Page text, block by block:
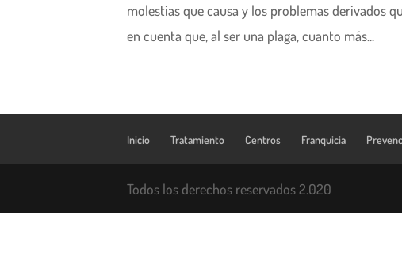
molestias que causa y los problemas derivados
en cuenta que, al ser una plaga, cuanto más...
Inicio Tratamiento Centros Franquicia
Todos los derechos reservados 2.020